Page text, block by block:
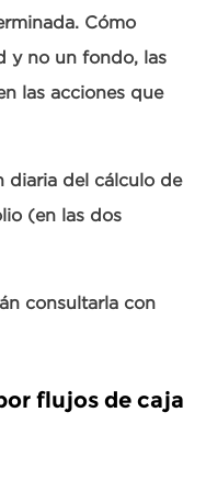
Cómo
y no un fondo, las
las acciones que
diaria del cálculo de
(en las dos
consultarla con
flujos de caja